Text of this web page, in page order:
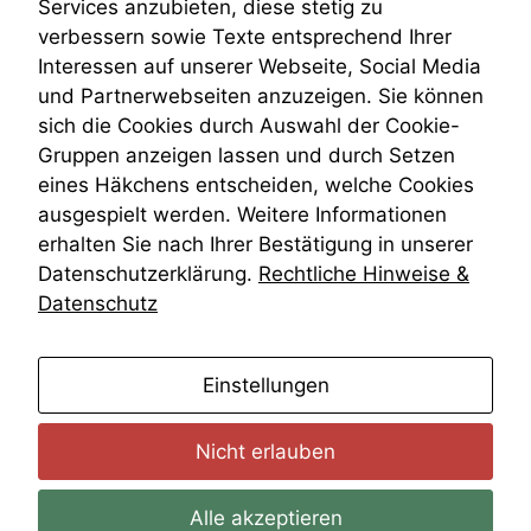
VRK
Wiederherstellungsanordnung
Zivilprozessordnung
ZPO
Zustellfiktion
Zuständigkeit
Öffentliches Personalrecht
Öffentlichkeitsprinzip
Services anzubieten, diese stetig zu
verbessern sowie Texte entsprechend Ihrer
Interessen auf unserer Webseite, Social Media
und Partnerwebseiten anzuzeigen. Sie können
sich die Cookies durch Auswahl der Cookie-
Gruppen anzeigen lassen und durch Setzen
eines Häkchens entscheiden, welche Cookies
ausgespielt werden. Weitere Informationen
erhalten Sie nach Ihrer Bestätigung in unserer
Datenschutzerklärung. Rechtliche Hinweise &
Datenschutz
Einstellungen
Nicht erlauben
Alle akzeptieren
kann die
Website nicht
zu 100%
funktionieren.
Marketing
Wir speichern
anonyme Daten ab,
um interne
marketingtechnische
uns, unsere Website
zu verbessern.